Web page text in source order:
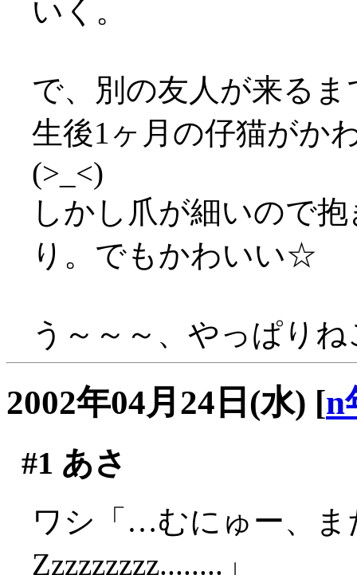
いく。
で、別の友人が来る
生後1ヶ月の仔猫がか
(>_<)
しかし爪が細いので
り。でもかわいい☆
う～～～、やっぱり
2002年04月24日(水) [n
#1 あさ
ワシ「…むにゅー、
Zzzzzzzzz........」